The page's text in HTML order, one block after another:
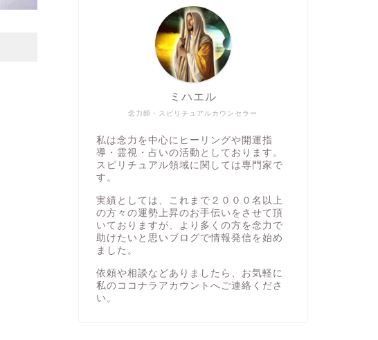
念力師・スピリチュアルカウンセラー
ミハエル
私は念力を中心にヒーリングや開運指
導・霊視・占いの活動としております。
スピリチュアル領域に関しては専門家で
す。
実績としては、これまで２０００名以上
の方々の運勢上昇のお手伝いをさせて頂
いておりますが、より多くの方を念力で
助けたいと思いブログで情報発信を始め
ました。
依頼や相談などありましたら、お気軽に
私の ココナラアカウント へご連絡くださ
い。